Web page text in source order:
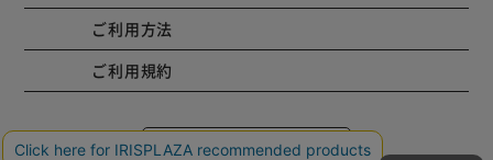
ご利用方法
ご利用規約
コーポレートサイト